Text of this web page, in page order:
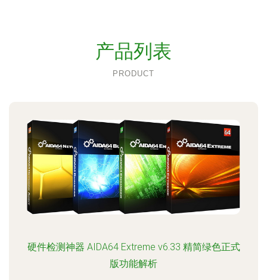
产品列表
PRODUCT
硬件检测神器 AIDA64 Extreme v6.33 精简绿色正式
版功能解析